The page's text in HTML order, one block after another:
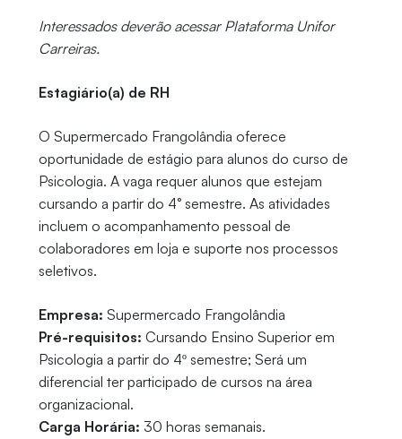
Interessados deverão acessar Plataforma Unifor
Carreiras.
Estagiário(a) de RH
O Supermercado Frangolândia oferece
oportunidade de estágio para alunos do curso de
Psicologia. A vaga requer alunos que estejam
cursando a partir do 4° semestre. As atividades
incluem o acompanhamento pessoal de
colaboradores em loja e suporte nos processos
seletivos.
Empresa: Supermercado Frangolândia
Pré-requisitos: Cursando Ensino Superior em
Psicologia a partir do 4º semestre; Será um
diferencial ter participado de cursos na área
organizacional.
Carga Horária: 30 horas semanais.